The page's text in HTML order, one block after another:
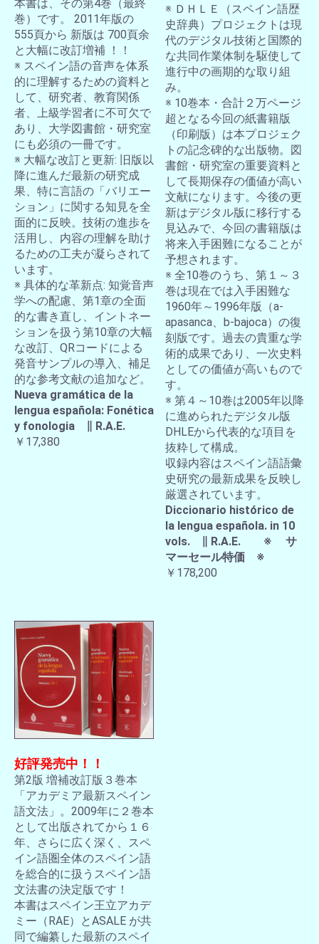
本書は、その第4巻（最終
巻）です。 2011年版の
555頁から 新版は 700頁余
と大幅に改訂増補 ！！
※ スペイン語の音声を体系
的に理解するための資料と
して、研究者、教育関係
者、上級学習者に不可欠で
あり、大学図書館・研究室
にも必須の一冊です。
※ 大幅な改訂と更新: 旧版以
降に進んだ最新の研究成
果、特に言語の「バリエー
ション」に関する知見を全
面的に反映。技術の進歩を
活用し、内容の理解を助け
るための工夫が凝らされて
います。
※ 具体的な革新点: 知覚音声
学への配慮、第1章の全面
的な書き直し、イントネー
ションを扱う第10章の大幅
な改訂、QRコードによる
発音サンプルの導入、補足
的な参考文献の追加など。
Nueva gramática de la
lengua española: Fonética
y fonologia ∥ R.A.E.
￥17,380
※ ＤＨＬＥ（スペイン語歴
史辞典）プロジェクトは現
代のデジタル技術と国際的
な共同作業体制を駆使して
進行中の画期的な取り組
み。
※ 10巻本・合計２万ページ
超となる今回の紙書籍版
（印刷版）は本プロジェク
トの記念碑的な出版物。図
書館・研究室の重要資料と
して長期保存の価値が高い
文献になります。今後の更
新はデジタル版に移行する
見込みで、今回の書籍版は
将来入手困難になることが
予想されます。
※ 全10巻のうち、第１～３
巻は現在では入手困難な
1960年～1996年版（a-
apasanca、b-bajoca）の復
刻版です。過去の貴重な学
術的成果であり、一次史料
としての価値が高いもので
す。
※ 第４～10巻は2005年以降
に進められたデジタル版
DHLEから代表的な項目を
抜粋して構成。
収録内容はスペイン語語彙
史研究の最新成果を反映し
厳選されています。
Diccionario histórico de
la lengua española. in 10
vols. ∥ R.A.E. ※ サ
マーセール特価 ※
￥178,200
好評発売中！！
第2版 増補改訂版３巻本
「アカデミア最新スペイン
語文法」。2009年に２巻本
として出版されてから１６
年、さらに広く深く、スペ
イン語圏全体のスペイン語
を総合的に扱うスペイン語
文法書の決定版です！
本書はスペイン王立アカデ
ミー（RAE）とASALE が共
同で編纂した最新のスペイ